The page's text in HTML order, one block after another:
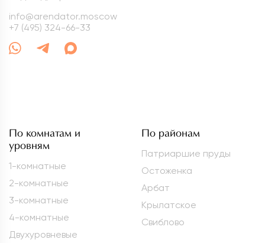
info@arendator.moscow
+7 (495) 324-66-33
По комнатам и
уровням
1-комнатные
2-комнатные
3-комнатные
4-комнатные
Двухуровневые
По районам
Патриаршие пруды
Остоженка
Арбат
Крылатское
Свиблово